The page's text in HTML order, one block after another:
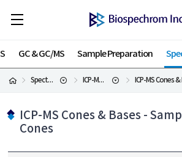
GC & GC/MS Sample Preparation
Spectroscopy ICP-MS Supplies
ICP-MS Cones & Bases -
Cones